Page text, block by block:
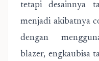
tetapi desainnya
menjadi akibatnya
dengan
blazer, engkaubisa